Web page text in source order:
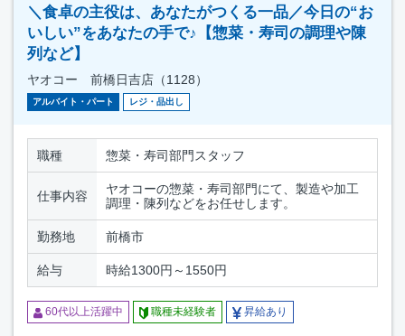
＼食卓の主役は、あなたがつくる一品／今日の“お
いしい”をあなたの手で♪【惣菜・寿司の調理や陳
列など】
ヤオコー 前橋日吉店（1128）
アルバイト・パート レジ・品出し
職種 惣菜・寿司部門スタッフ
仕事内容
ヤオコーの惣菜・寿司部門にて、製造や加工
調理・陳列などをお任せします。
勤務地 前橋市
給与 時給1300円～1550円
60代以上活躍中 職種未経験者 昇給あり